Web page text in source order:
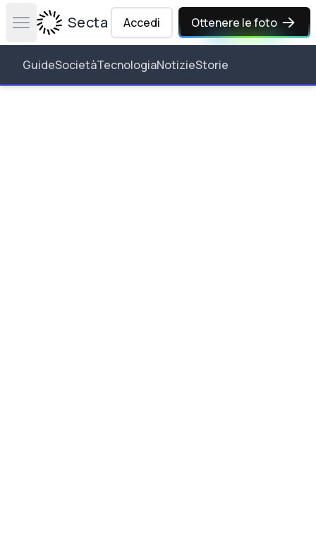
Open main menuSecta Labs
Accedi Ottenere le foto
GuideSocietàTecnologiaNotizieStorie